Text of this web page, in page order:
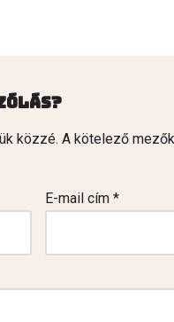
közzé. A kötelező
E-mail cím*